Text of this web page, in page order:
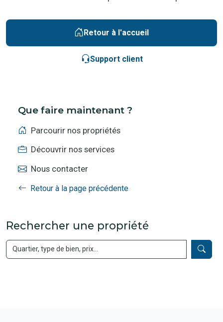
Retour à l'accueil
Support client
Que faire maintenant ?
Parcourir nos propriétés
Découvrir nos services
Nous contacter
Retour à la page précédente
Rechercher une propriété